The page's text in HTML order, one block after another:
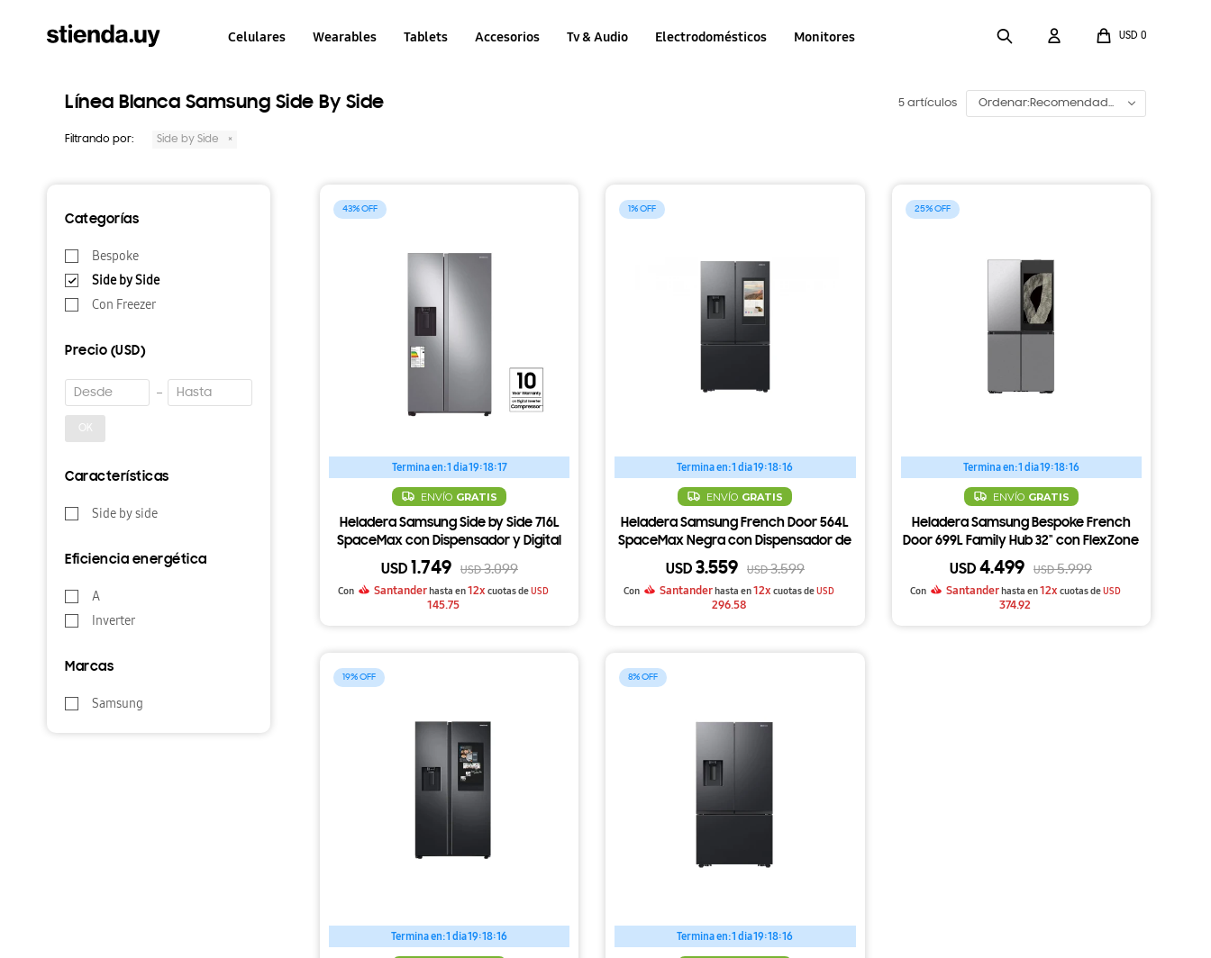
Celulares Wearables Tablets Accesorios Tv & Audio Electrodomésticos Monitores USD 0
Línea Blanca Samsung Side By Side 5 artículos Recomendado
Filtrando por: Side by Side
43
Termina en:1 dia 19:18:16
ENVÍO GRATIS
Heladera Samsung Side by Side 716L
SpaceMax con Dispensador y Digital
Inverter RS27T5200S9
USD 1.749 USD 3.099
Con Santander hasta en12x cuotas deUSD
145.75
1
Termina en:1 dia 19:18:15
ENVÍO GRATIS
Heladera Samsung French Door 564L
SpaceMax Negra con Dispensador de
Agua y Hielo RF27CG5910B1
USD 3.559 USD 3.599
Con Santanderhasta en12x cuotas deUSD
296.58
25
Termina en:1 dia 19:18:15
ENVÍO GRATIS
Heladera Samsung Bespoke French
Door 699L Family Hub 32" con FlexZone
y Dispensador RF29DB9950QD
USD 4.499 USD 5.999
Con Santander hasta en12x cuotas deUSD
374.92
19
Termina en:1 dia 19:18:15
8
Termina en:1 dia 19:18:15
Categorías
Bespoke
Side by Side
Con Freezer
Precio (USD)
OK
Características
Side by side
Eficiencia energética
A
Inverter
Marcas
Samsung